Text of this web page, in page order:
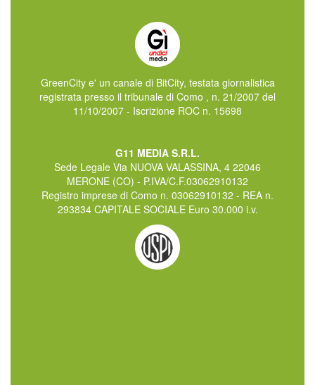
GreenCity e' un canale di BitCity, testata giornalistica
registrata presso il tribunale di Como , n. 21/2007 del
11/10/2007 - Iscrizione ROC n. 15698
G11 MEDIA S.R.L.
Sede Legale Via NUOVA VALASSINA, 4 22046
MERONE (CO) - P.IVA/C.F.03062910132
Registro imprese di Como n. 03062910132 - REA n.
293834 CAPITALE SOCIALE Euro 30.000 i.v.